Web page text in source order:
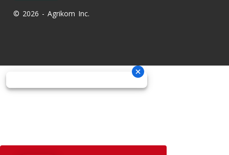
© 2026 - Agrikom Inc.